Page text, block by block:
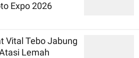
Expo 2026
Vital Tebo Jabung
Lemah